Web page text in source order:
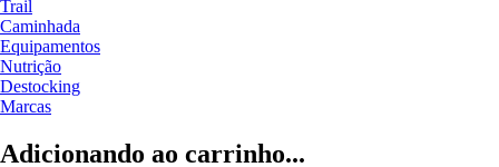
Trail
Caminhada
Equipamentos
Nutrição
Destocking
Marcas
Adicionando ao carrinho...